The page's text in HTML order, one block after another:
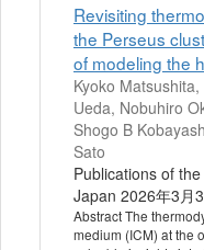
Revisiting
the Perseus
of modeling the
Kyoko
Ueda, Nobuhiro
Shogo B
Sato
Publications of
Japan 2026年3月
Abstract The
medium (ICM) at the